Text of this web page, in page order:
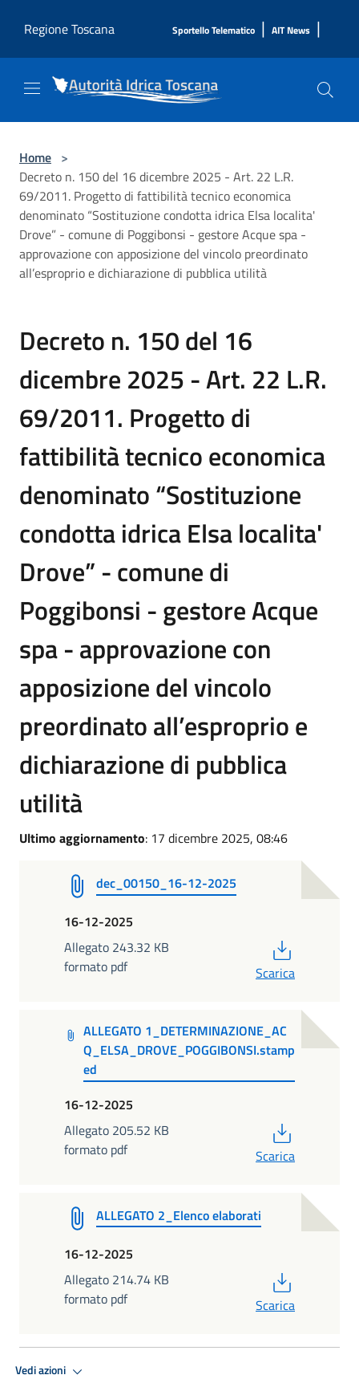
Regione Toscana
Sportello Telematico | AIT News |
Home >
Decreto n. 150 del 16 dicembre 2025 - Art. 22 L.R.
69/2011. Progetto di fattibilità tecnico economica
denominato “Sostituzione condotta idrica Elsa localita'
Drove” - comune di Poggibonsi - gestore Acque spa -
approvazione con apposizione del vincolo preordinato
all’esproprio e dichiarazione di pubblica utilità
Decreto n. 150 del 16
dicembre 2025 - Art. 22 L.R.
69/2011. Progetto di
fattibilità tecnico economica
denominato “Sostituzione
condotta idrica Elsa localita'
Drove” - comune di
Poggibonsi - gestore Acque
spa - approvazione con
apposizione del vincolo
preordinato all’esproprio e
dichiarazione di pubblica
utilità
Ultimo aggiornamento: 17 dicembre 2025, 08:46
dec_00150_16-12-2025
16-12-2025
Allegato 243.32 KB
formato pdf
Scarica
ALLEGATO 1_DETERMINAZIONE_AC
Q_ELSA_DROVE_POGGIBONSI.stamp
ed
16-12-2025
Allegato 205.52 KB
formato pdf
Scarica
ALLEGATO 2_Elenco elaborati
16-12-2025
Allegato 214.74 KB
formato pdf
Scarica
Vedi azioni